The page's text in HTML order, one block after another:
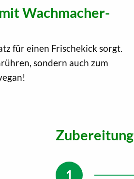
Wachmacher-
für einen Frischekick sorgt.
sondern auch zum
Zubereitung